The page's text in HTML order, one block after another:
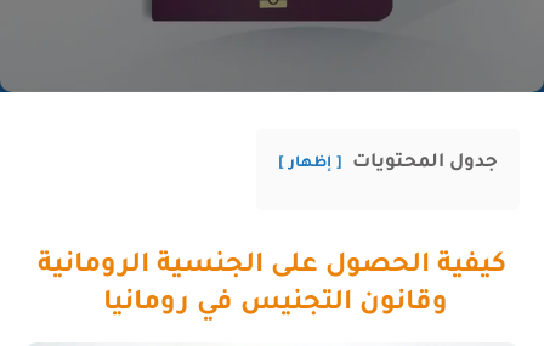
جدول المحتويات إظهار
كيفية الحصول على الجنسية الرومانية
وقانون التجنيس في رومانيا